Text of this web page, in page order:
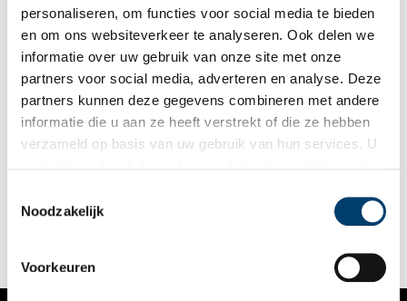
personaliseren, om functies voor social media te bieden
en om ons websiteverkeer te analyseren. Ook delen we
informatie over uw gebruik van onze site met onze
partners voor social media, adverteren en analyse. Deze
partners kunnen deze gegevens combineren met andere
informatie die u aan ze heeft verstrekt of die ze hebben
verzameld op basis van uw gebruik van hun services. U
Noodzakelijk
Voorkeuren
Het leven van Anton Pieck (1895-1987)
Anton Pieck is een Nederlandse illustrator, tekenaar, schilder
en graficus. Zijn grootste werk kent iedereen: het sprookjesbos
iedereen wel. Veel Nederlanders hebben ook ander werk van
de illustrator gezien, al was het maar op een kalender of
bekend, dus bij dezen het verhaal achter de ontwerper van het
sprookjesbos.